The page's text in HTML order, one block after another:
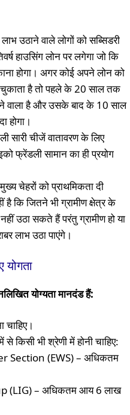
उठाने वाले लोगों को सब्सिडरी
हाउसिंग लोन पर लगेगा जो कि
होगा। अगर कोई अपने लोन को
है तो पहले के 20 साल तक
वाला है और उसके बाद के 10 साल
होगा।
सारी चीजें वातावरण के लिए
फ्रेंडली सामान का ही प्रयोग
चेहरों को प्राथमिकता दी
है कि जितने भी ग्रामीण क्षेत्र के
उठा सकते हैं परंतु ग्रामीण हो या
लाभ उठा पाएंगे।
योग्यता मानदंड हैं:
चाहिए।
भी श्रेणी में होनी चाहिए:
Section (EWS) – अधिकतम
(LIG) – अधिकतम आय 6 लाख